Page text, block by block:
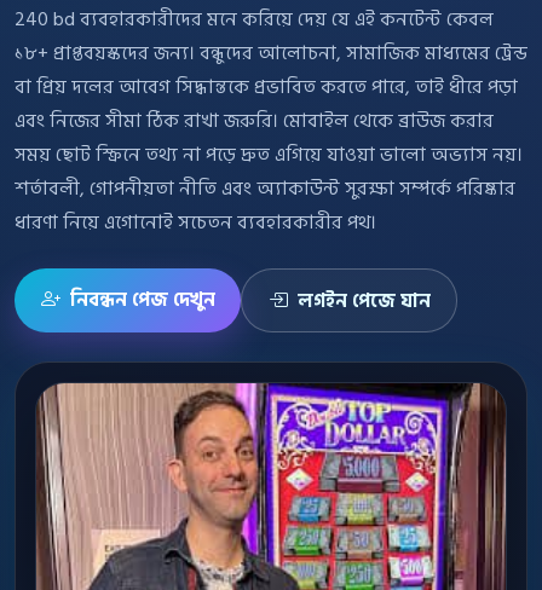
240 bd ব্যবহারকারীদের মনে করিয়ে দেয় যে এই কনটেন্ট কেবল
১৮+ প্রাপ্তবয়স্কদের জন্য। বন্ধুদের আলোচনা, সামাজিক মাধ্যমের ট্রেন্ড
বা প্রিয় দলের আবেগ সিদ্ধান্তকে প্রভাবিত করতে পারে, তাই ধীরে পড়া
এবং নিজের সীমা ঠিক রাখা জরুরি। মোবাইল থেকে ব্রাউজ করার
সময় ছোট স্ক্রিনে তথ্য না পড়ে দ্রুত এগিয়ে যাওয়া ভালো অভ্যাস নয়।
শর্তাবলী, গোপনীয়তা নীতি এবং অ্যাকাউন্ট সুরক্ষা সম্পর্কে পরিষ্কার
ধারণা নিয়ে এগোনোই সচেতন ব্যবহারকারীর পথ।
নিবন্ধন পেজ দেখুন লগইন পেজে যান